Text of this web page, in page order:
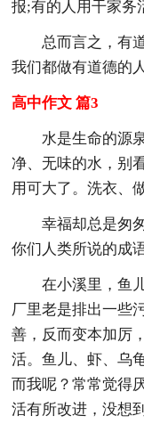
报;有的人用干家务
总而言之，有
我们都做有道德的
高中作文 篇3
水是生命的源
净、无味的水，别
用可大了。洗衣、
幸福却总是匆
你们人类所说的成
在小溪里，鱼
厂里老是排出一些
善，反而变本加厉
活。鱼儿、虾、乌
而我呢？常常觉得
活有所改进，没想